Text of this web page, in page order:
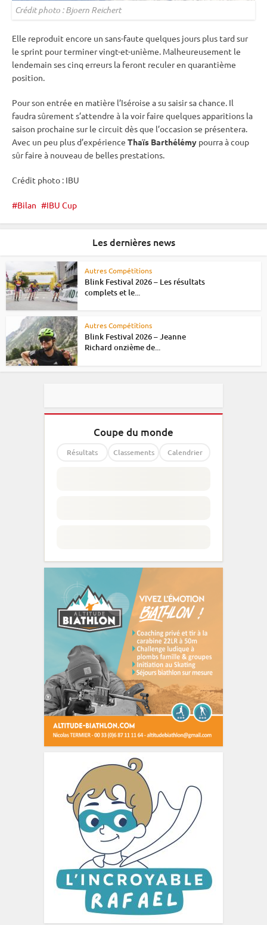
Crédit photo : Bjoern Reichert
Elle reproduit encore un sans-faute quelques jours plus tard sur
le sprint pour terminer vingt-et-unième. Malheureusement le
lendemain ses cinq erreurs la feront reculer en quarantième
position.
Pour son entrée en matière l’Iséroise a su saisir sa chance. Il
faudra sûrement s’attendre à la voir faire quelques apparitions la
saison prochaine sur le circuit dès que l’occasion se présentera.
Avec un peu plus d’expérience Thaïs Barthélémy pourra à coup
sûr faire à nouveau de belles prestations.
Crédit photo : IBU
Bilan IBU Cup
Les dernières news
Autres Compétitions
Blink Festival 2026 – Les résultats
complets et le...
Autres Compétitions
Blink Festival 2026 – Jeanne
Richard onzième de...
Coupe du monde
Résultats Classements Calendrier